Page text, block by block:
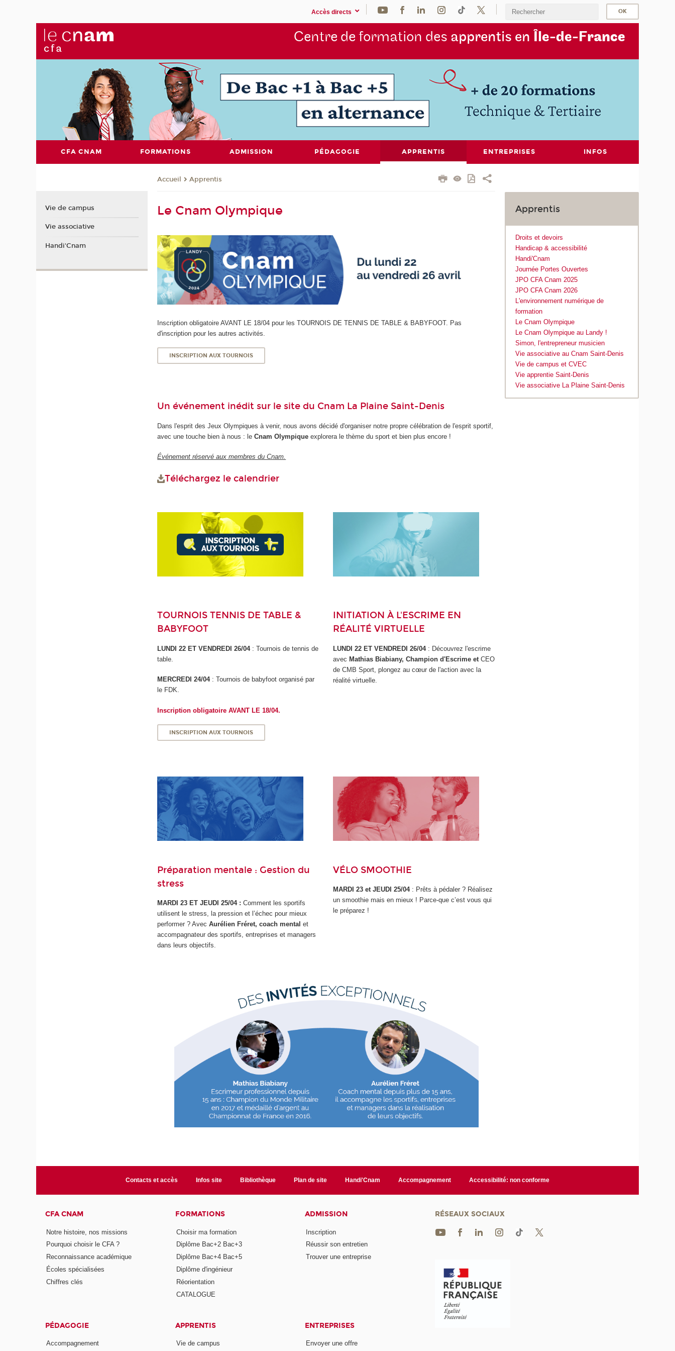
Accès directs
Centre de formation des apprentis en Île-de-France
CFA CNAM FORMATIONS ADMISSION PÉDAGOGIE APPRENTIS ENTREPRISES INFOS
Accueil Apprentis
Le Cnam Olympique
Inscription obligatoire AVANT LE 18/04 pour les TOURNOIS DE TENNIS DE TABLE & BABYFOOT. Pas
d'inscription pour les autres activités.
INSCRIPTION AUX TOURNOIS
Un événement inédit sur le site du Cnam La Plaine Saint-Denis
Dans l'esprit des Jeux Olympiques à venir, nous avons décidé d'organiser notre propre célébration de l'esprit sportif,
avec une touche bien à nous : leCnam Olympique explorera le thème du sport et bien plus encore !
Événement réservé aux membres du Cnam.
Téléchargez le calendrier
TOURNOIS TENNIS DE TABLE &
BABYFOOT
LUNDI 22 ET VENDREDI 26/04 : Tournois de tennis de
table.
MERCREDI 24/04 : Tournois de babyfoot organisé par
le FDK.
Inscription obligatoire AVANT LE 18/04.
INSCRIPTION AUX TOURNOIS
INITIATION À L'ESCRIME EN
RÉALITÉ VIRTUELLE
LUNDI 22 ET VENDREDI 26/04 : Découvrez l'escrime
avec Mathias Biabiany, Champion d'Escrime et CEO
de CMB Sport, plongez au cœur de l'action avec la
réalité virtuelle.
Préparation mentale : Gestion du
stress
MARDI 23 ET JEUDI 25/04 :Comment les sportifs
utilisent le stress, la pression et l’échec pour mieux
performer ? AvecAurélien Fréret, coach mentalet
accompagnateur des sportifs, entreprises et managers
dans leurs objectifs.
VÉLO SMOOTHIE
MARDI 23 et JEUDI 25/04 : Prêts à pédaler ? Réalisez
un smoothie mais en mieux ! Parce-que c’est vous qui
le préparez !
Apprentis
Droits et devoirs
Handicap & accessibilité
Handi'Cnam
Journée Portes Ouvertes
JPO CFA Cnam 2025
JPO CFA Cnam 2026
L'environnement numérique de
formation
Le Cnam Olympique
Le Cnam Olympique au Landy !
Simon, l'entrepreneur musicien
Vie associative au Cnam Saint-Denis
Vie de campus et CVEC
Vie apprentie Saint-Denis
Vie associative La Plaine Saint-Denis
Vie de campus
Vie associative
Handi'Cnam
Contacts et accès Infos site Bibliothèque Plan de site Handi'Cnam Accompagnement Accessibilité: non conforme
CFA CNAM
Notre histoire, nos missions
Pourquoi choisir le CFA ?
Reconnaissance académique
Écoles spécialisées
Chiffres clés
FORMATIONS
Choisir ma formation
Diplôme Bac+2 Bac+3
Diplôme Bac+4 Bac+5
Diplôme d'ingénieur
Réorientation
CATALOGUE
ADMISSION
Inscription
Réussir son entretien
Trouver une entreprise
PÉDAGOGIE
Accompagnement
APPRENTIS
Vie de campus
ENTREPRISES
Envoyer une offre
RÉSEAUX SOCIAUX